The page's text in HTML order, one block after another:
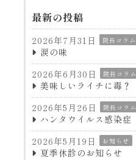
最新の投稿
2026年7月31日 院長コラム
涙の味
2026年6月30日
院長コラム
美味しいライチに毒？
2026年5月26日
院長コラム
ハンタウイルス感染症
2026年5月19日
お知らせ
夏季休診のお知らせ